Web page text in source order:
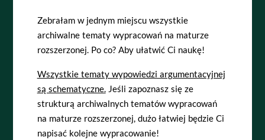
Zebrałam w jednym miejscu wszystkie
archiwalne tematy wypracowań na maturze
rozszerzonej. Po co? Aby ułatwić Ci naukę!
Wszystkie tematy wypowiedzi argumentacyjnej
są schematyczne.Jeśli zapoznasz się ze
strukturą archiwalnych tematów wypracowań
na maturze rozszerzonej, dużo łatwiej będzie Ci
napisać kolejne wypracowanie!